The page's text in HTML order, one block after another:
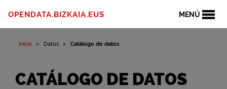
MENÚ
OPENDATA.BIZKAIA.EUS
Inicio Datos Catálogo de datos
CATÁLOGO DE DATOS